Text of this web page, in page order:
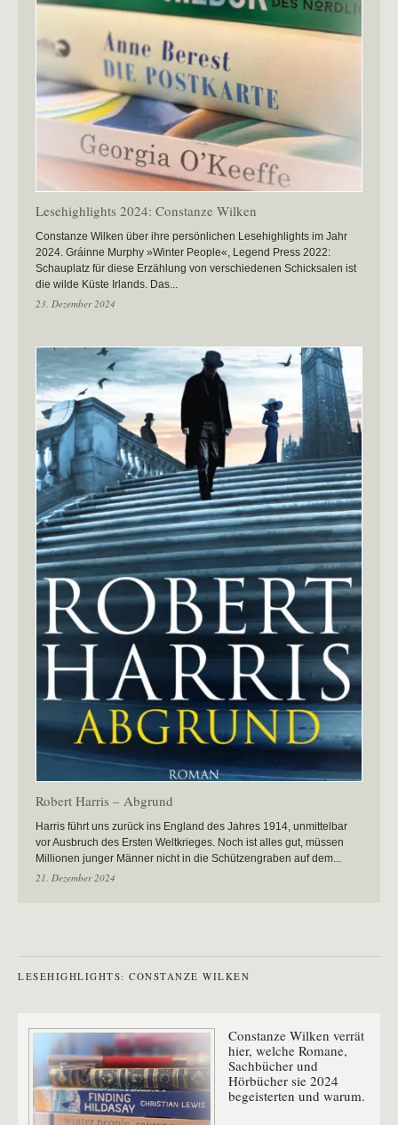
Lesehighlights 2024: Constanze Wilken
Constanze Wilken über ihre persönlichen Lesehighlights im Jahr
2024. Gráinne Murphy »Winter People«, Legend Press 2022:
Schauplatz für diese Erzählung von verschiedenen Schicksalen ist
die wilde Küste Irlands. Das...
23. Dezember 2024
Robert Harris – Abgrund
Harris führt uns zurück ins England des Jahres 1914, unmittelbar
vor Ausbruch des Ersten Weltkrieges. Noch ist alles gut, müssen
Millionen junger Männer nicht in die Schützengraben auf dem...
21. Dezember 2024
LESEHIGHLIGHTS: CONSTANZE WILKEN
Constanze Wilken verrät
hier, welche Romane,
Sachbücher und
Hörbücher sie 2024
begeisterten und warum.